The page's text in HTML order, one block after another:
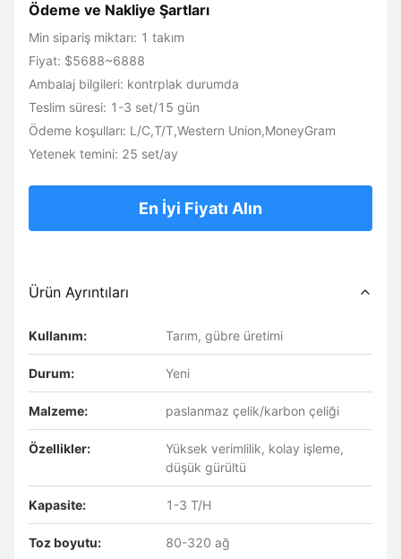
Ödeme ve Nakliye Şartları
Min sipariş miktarı: 1 takım
Fiyat: $5688~6888
Ambalaj bilgileri: kontrplak durumda
Teslim süresi: 1-3 set/15 gün
Ödeme koşulları: L/C,T/T,Western Union,MoneyGram
Yetenek temini: 25 set/ay
En İyi Fiyatı Alın
Ürün Ayrıntıları
Kullanım: Tarım, gübre üretimi
Durum: Yeni
Malzeme: paslanmaz çelik/karbon çeliği
Özellikler:
Yüksek verimlilik, kolay işleme,
düşük gürültü
Kapasite: 1-3 T/H
Toz boyutu: 80-320 ağ